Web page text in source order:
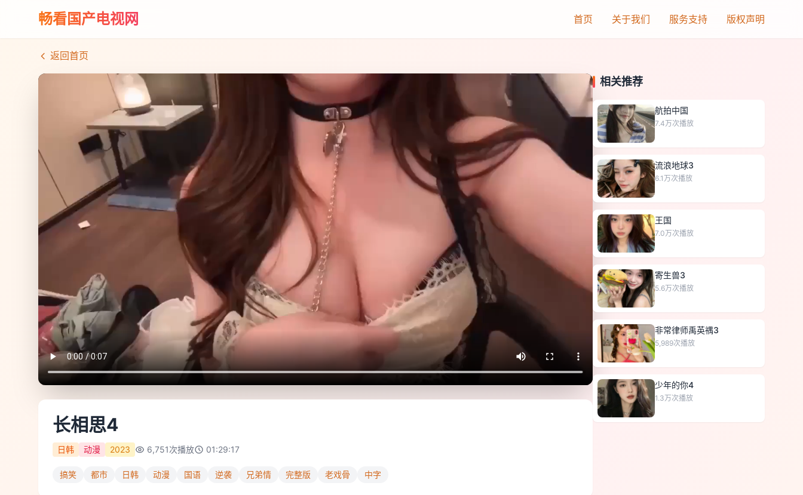
畅看国产电视网 首页 关于我们 服务支持 版权声明
返回首页
长相思4
日韩 动漫 2023 6,751次播放 01:29:17
搞笑 都市 日韩 动漫 国语 逆袭 兄弟情 完整版 老戏骨 中字
相关推荐
航拍中国
7.4万次播放
流浪地球3
6.1万次播放
王国
7.0万次播放
寄生兽3
5.6万次播放
非常律师禹英禑3
5,989次播放
少年的你4
1.3万次播放